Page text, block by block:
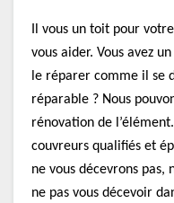
Il vous un toit pour
vous aider. Vous avez
le réparer comme il se
réparable ? Nous
rénovation de
couvreurs qualifiés et
ne vous décevrons pas,
ne pas vous décevoir